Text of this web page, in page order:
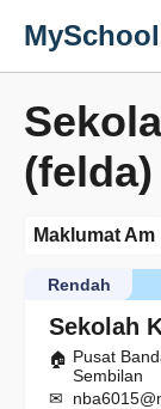
MySchool
Maklumat Am
Sekolah
Rendah
Pusat
Sembilan